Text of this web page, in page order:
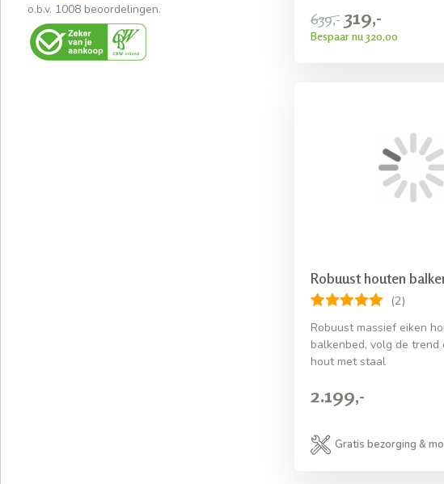
o.b.v. 1008 beoordelingen.
639,- 319,-
Bespaar nu 320,00
Robuust houten
(2)
Robuust massief eiken
balkenbed, volg de trend
hout met staal
2.199,-
Gratis bezorging &